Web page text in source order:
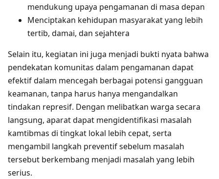
mendukung upaya pengamanan di masa depan
Menciptakan kehidupan masyarakat yang lebih
tertib, damai, dan sejahtera
Selain itu, kegiatan ini juga menjadi bukti nyata bahwa
pendekatan komunitas dalam pengamanan dapat
efektif dalam mencegah berbagai potensi gangguan
keamanan, tanpa harus hanya mengandalkan
tindakan represif. Dengan melibatkan warga secara
langsung, aparat dapat mengidentifikasi masalah
kamtibmas di tingkat lokal lebih cepat, serta
mengambil langkah preventif sebelum masalah
tersebut berkembang menjadi masalah yang lebih
serius.